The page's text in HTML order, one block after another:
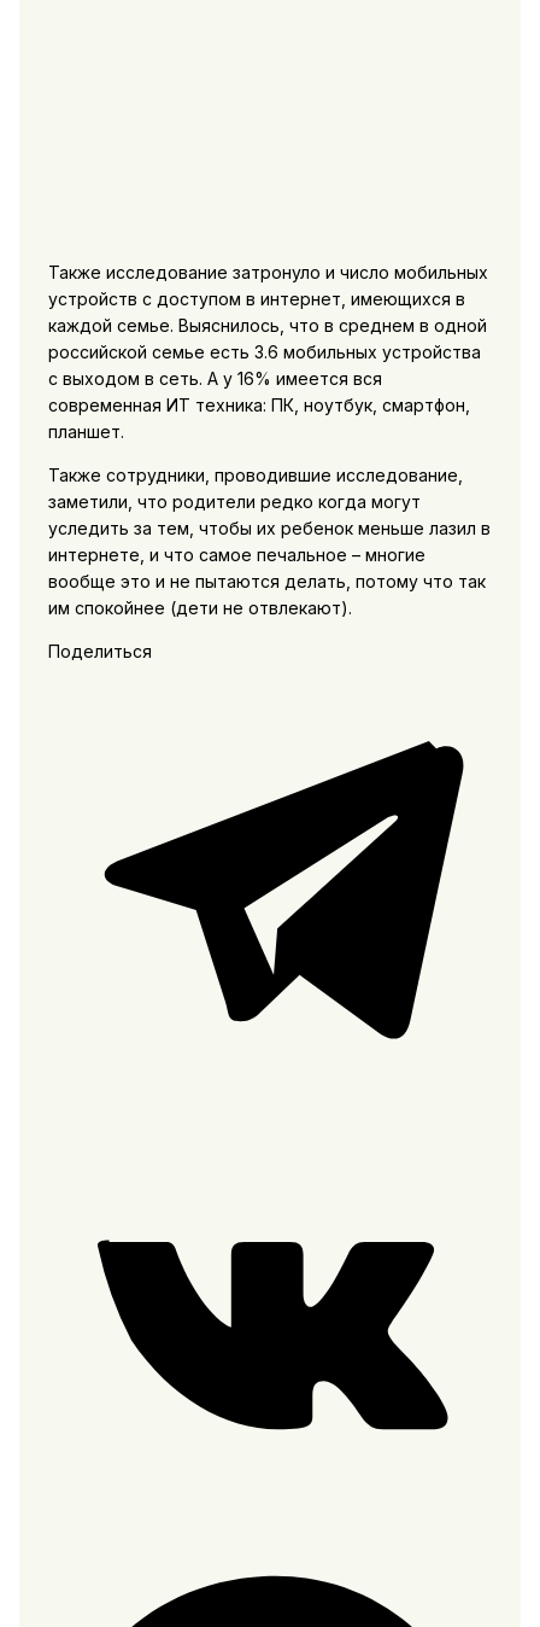
Также исследование затронуло и число мобильных
устройств с доступом в интернет, имеющихся в
каждой семье. Выяснилось, что в среднем в одной
российской семье есть 3.6 мобильных устройства
с выходом в сеть. А у 16% имеется вся
современная ИТ техника: ПК, ноутбук, смартфон,
планшет.
Также сотрудники, проводившие исследование,
заметили, что родители редко когда могут
уследить за тем, чтобы их ребенок меньше лазил в
интернете, и что самое печальное – многие
вообще это и не пытаются делать, потому что так
им спокойнее (дети не отвлекают).
Поделиться